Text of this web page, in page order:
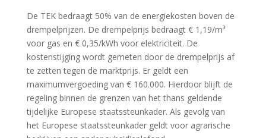
De TEK bedraagt 50% van de energiekosten boven de
drempelprijzen. De drempelprijs bedraagt € 1,19/m³
voor gas en € 0,35/kWh voor elektriciteit. De
kostenstijging wordt gemeten door de drempelprijs af
te zetten tegen de marktprijs. Er geldt een
maximumvergoeding van € 160.000. Hierdoor blijft de
regeling binnen de grenzen van het thans geldende
tijdelijke Europese staatssteunkader. Als gevolg van
het Europese staatssteunkader geldt voor agrarische